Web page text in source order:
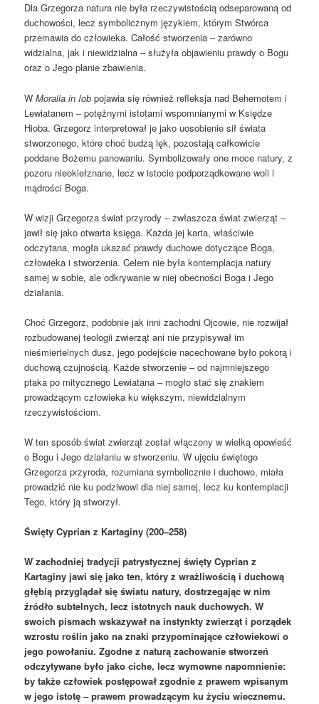
Dla Grzegorza natura nie była rzeczywistością odseparowaną od
duchowości, lecz symbolicznym językiem, którym Stwórca
przemawia do człowieka. Całość stworzenia – zarówno
widzialna, jak i niewidzialna – służyła objawieniu prawdy o Bogu
oraz o Jego planie zbawienia.
WMoralia in Iob pojawia się również refleksja nad Behemotem i
Lewiatanem – potężnymi istotami wspomnianymi w Księdze
Hioba. Grzegorz interpretował je jako uosobienie sił świata
stworzonego, które choć budzą lęk, pozostają całkowicie
poddane Bożemu panowaniu. Symbolizowały one moce natury, z
pozoru nieokiełznane, lecz w istocie podporządkowane woli i
mądrości Boga.
W wizji Grzegorza świat przyrody – zwłaszcza świat zwierząt –
jawił się jako otwarta księga. Każda jej karta, właściwie
odczytana, mogła ukazać prawdy duchowe dotyczące Boga,
człowieka i stworzenia. Celem nie była kontemplacja natury
samej w sobie, ale odkrywanie w niej obecności Boga i Jego
działania.
Choć Grzegorz, podobnie jak inni zachodni Ojcowie, nie rozwijał
rozbudowanej teologii zwierząt ani nie przypisywał im
nieśmiertelnych dusz, jego podejście nacechowane było pokorą i
duchową czujnością. Każde stworzenie – od najmniejszego
ptaka po mitycznego Lewiatana – mogło stać się znakiem
prowadzącym człowieka ku większym, niewidzialnym
rzeczywistościom.
W ten sposób świat zwierząt został włączony w wielką opowieść
o Bogu i Jego działaniu w stworzeniu. W ujęciu świętego
Grzegorza przyroda, rozumiana symbolicznie i duchowo, miała
prowadzić nie ku podziwowi dla niej samej, lecz ku kontemplacji
Tego, który ją stworzył.
Święty Cyprian z Kartaginy (200–258)
W zachodniej tradycji patrystycznej święty Cyprian z
Kartaginy jawi się jako ten, który z wrażliwością i duchową
głębią przyglądał się światu natury, dostrzegając w nim
źródło subtelnych, lecz istotnych nauk duchowych. W
swoich pismach wskazywał na instynkty zwierząt i porządek
wzrostu roślin jako na znaki przypominające człowiekowi o
jego powołaniu. Zgodne z naturą zachowanie stworzeń
odczytywane było jako ciche, lecz wymowne napomnienie:
by także człowiek postępował zgodnie z prawem wpisanym
w jego istotę – prawem prowadzącym ku życiu wiecznemu.